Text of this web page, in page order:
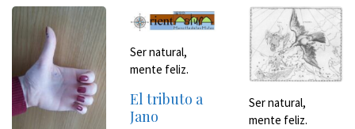
Ser natural,
mente feliz.
El tributo a
Jano
Ser natural,
mente feliz.